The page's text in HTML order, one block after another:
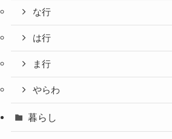
な行
は行
ま行
やらわ
暮らし